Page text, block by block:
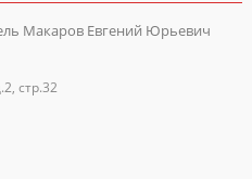
Макаров Евгений Юрьевич
стр.32